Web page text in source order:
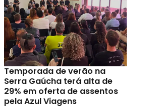
Temporada de verão na
Serra Gaúcha terá alta de
29% em oferta de assentos
pela Azul Viagens